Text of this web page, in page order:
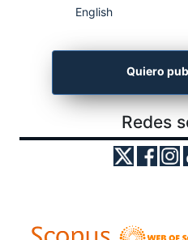
English
Quiero
Redes